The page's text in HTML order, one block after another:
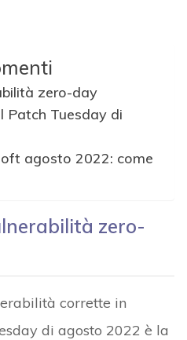
zero-day
Patch Tuesday di
agosto 2022: come
zero-
corrette in
di agosto 2022 è la